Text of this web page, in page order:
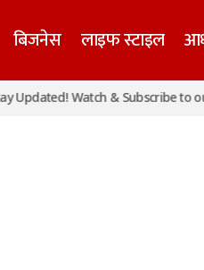
बिजनेस लाइफ स्टाइल
Updated! Watch & Subscribe to our